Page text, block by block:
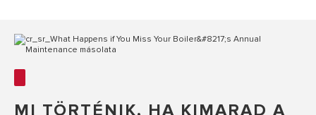
MI TÖRTÉNIK, HA KIMARAD A